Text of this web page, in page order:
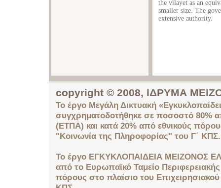
the vilayet as an
smaller size. The
extensive authority.
copyright © 2008, ΙΔΡΥΜΑ
Το έργο Μεγάλη Δικτυακή
συγχρηματοδοτήθηκε σε ποσοστό 80%
(ΕΤΠΑ) και κατά 20% από εθνικούς
"Κοινωνία της Πληροφορίας" του Γ΄ ΚΠΣ.
Το έργο ΕΓΚΥΚΛΟΠΑΙΔΕΙΑ ΜΕΙΖΟΝΟΣ
από το Ευρωπαϊκό Ταμείο
πόρους στο πλαίσιο του